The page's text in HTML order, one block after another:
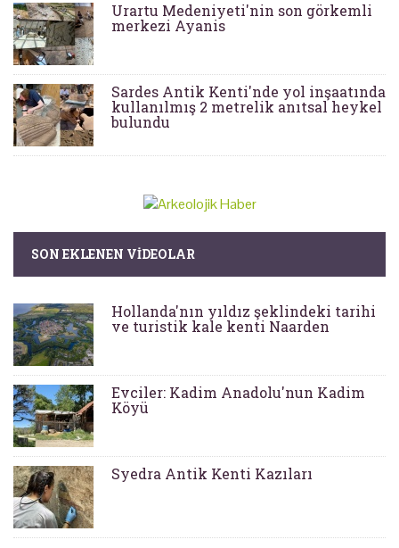
Urartu Medeniyeti'nin son görkemli
merkezi Ayanis
Sardes Antik Kenti'nde yol inşaatında
kullanılmış 2 metrelik anıtsal heykel
bulundu
SON EKLENEN VIDEOLAR
Hollanda'nın yıldız şeklindeki tarihi
ve turistik kale kenti Naarden
Evciler: Kadim Anadolu'nun Kadim
Köyü
Syedra Antik Kenti Kazıları